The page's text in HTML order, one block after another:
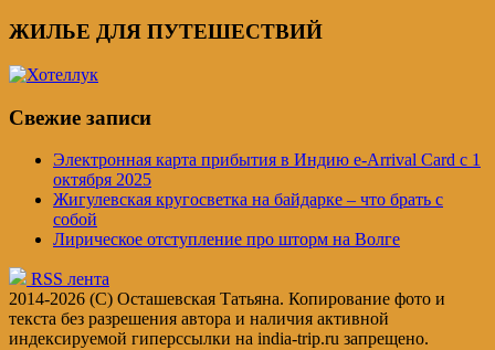
ЖИЛЬЕ ДЛЯ ПУТЕШЕСТВИЙ
Свежие записи
Электронная карта прибытия в Индию e-Arrival Card с 1
октября 2025
Жигулевская кругосветка на байдарке – что брать с
собой
Лирическое отступление про шторм на Волге
RSS лента
2014-2026 (C) Осташевская Татьяна. Копирование фото и
текста без разрешения автора и наличия активной
индексируемой гиперссылки на india-trip.ru запрещено.